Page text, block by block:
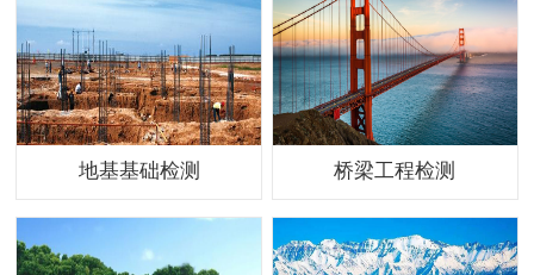
地基基础检测 桥梁工程检测